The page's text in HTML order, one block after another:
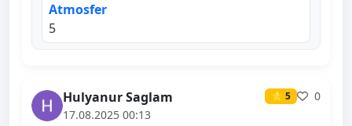
Atmosfer
5
Hulyanur Saglam ⭐ 5
0
17.08.2025 00:13